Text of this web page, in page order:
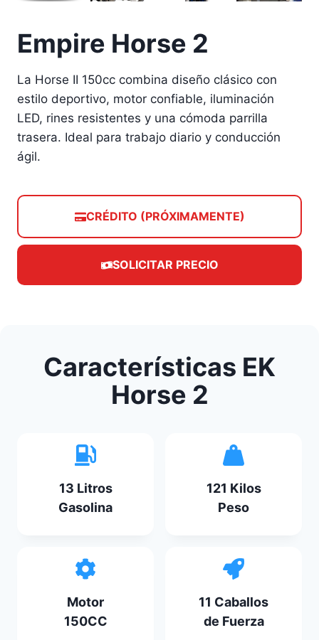
Empire Horse 2
La Horse II 150cc combina diseño clásico con
estilo deportivo, motor confiable, iluminación
LED, rines resistentes y una cómoda parrilla
trasera. Ideal para trabajo diario y conducción
ágil.
CRÉDITO (PRÓXIMAMENTE)
SOLICITAR PRECIO
Características EK
Horse 2
13 Litros
Gasolina
121 Kilos
Peso
Motor
150CC
11 Caballos
de Fuerza